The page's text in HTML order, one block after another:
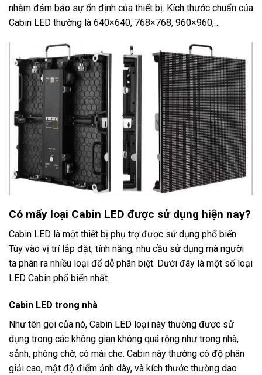
nhằm đảm bảo sự ổn định của thiết bị. Kích thước chuẩn của
Cabin LED thường là 640×640, 768×768, 960×960,…
Có mấy loại Cabin LED được sử dụng hiện nay?
Cabin LED là một thiết bị phụ trợ được sử dụng phổ biến.
Tùy vào vị trí lắp đặt, tính năng, nhu cầu sử dụng mà người
ta phân ra nhiều loại để dễ phân biệt. Dưới đây là một số loại
LED Cabin phổ biến nhất.
Cabin LED trong nhà
Như tên gọi của nó, Cabin LED loại này thường được sử
dụng trong các không gian không quá rộng như trong nhà,
sảnh, phòng chờ, có mái che. Cabin này thường có độ phân
giải cao, mật độ điểm ảnh dày, và kích thước thường dao